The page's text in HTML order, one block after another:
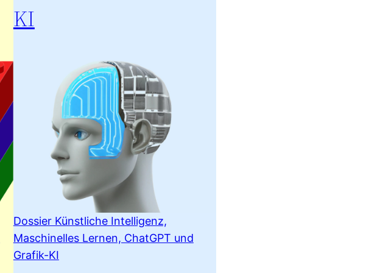
KI
Dossier Künstliche Intelligenz,
Maschinelles Lernen, ChatGPT und
Grafik-KI